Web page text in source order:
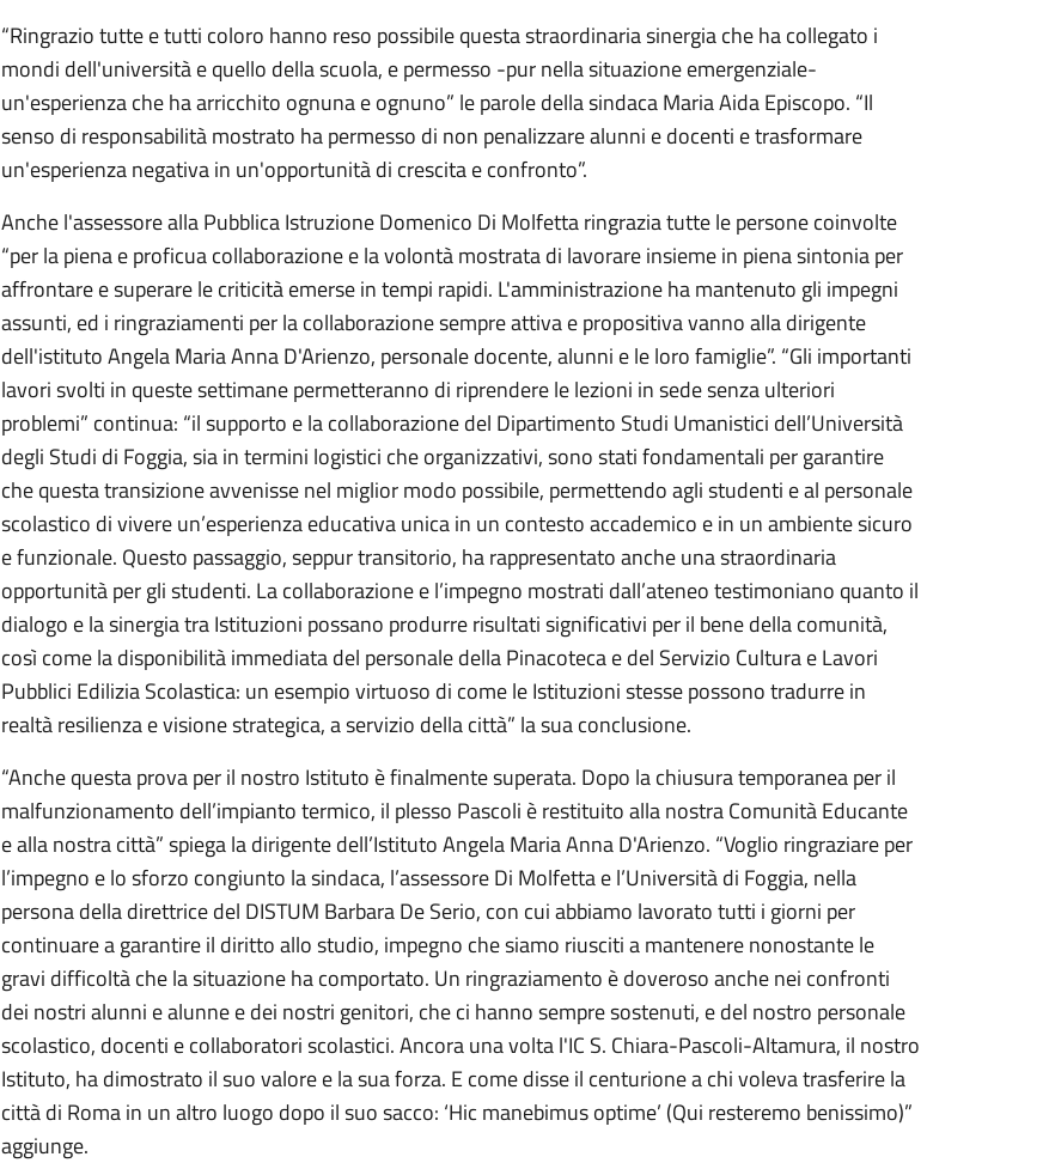
“Ringrazio tutte e tutti coloro hanno reso possibile questa straordinaria sinergia che ha collegato i
mondi dell'università e quello della scuola, e permesso -pur nella situazione emergenziale-
un'esperienza che ha arricchito ognuna e ognuno” le parole della sindaca Maria Aida Episcopo. “Il
senso di responsabilità mostrato ha permesso di non penalizzare alunni e docenti e trasformare
un'esperienza negativa in un'opportunità di crescita e confronto”.
Anche l'assessore alla Pubblica Istruzione Domenico Di Molfetta ringrazia tutte le persone coinvolte
“per la piena e proficua collaborazione e la volontà mostrata di lavorare insieme in piena sintonia per
affrontare e superare le criticità emerse in tempi rapidi. L'amministrazione ha mantenuto gli impegni
assunti, ed i ringraziamenti per la collaborazione sempre attiva e propositiva vanno alla dirigente
dell'istituto Angela Maria Anna D'Arienzo, personale docente, alunni e le loro famiglie”. “Gli importanti
lavori svolti in queste settimane permetteranno di riprendere le lezioni in sede senza ulteriori
problemi” continua: “il supporto e la collaborazione del Dipartimento Studi Umanistici dell’Università
degli Studi di Foggia, sia in termini logistici che organizzativi, sono stati fondamentali per garantire
che questa transizione avvenisse nel miglior modo possibile, permettendo agli studenti e al personale
scolastico di vivere un’esperienza educativa unica in un contesto accademico e in un ambiente sicuro
e funzionale. Questo passaggio, seppur transitorio, ha rappresentato anche una straordinaria
opportunità per gli studenti. La collaborazione e l’impegno mostrati dall’ateneo testimoniano quanto il
dialogo e la sinergia tra Istituzioni possano produrre risultati significativi per il bene della comunità,
così come la disponibilità immediata del personale della Pinacoteca e del Servizio Cultura e Lavori
Pubblici Edilizia Scolastica: un esempio virtuoso di come le Istituzioni stesse possono tradurre in
realtà resilienza e visione strategica, a servizio della città” la sua conclusione.
“Anche questa prova per il nostro Istituto è finalmente superata. Dopo la chiusura temporanea per il
malfunzionamento dell’impianto termico, il plesso Pascoli è restituito alla nostra Comunità Educante
e alla nostra città” spiega la dirigente dell’Istituto Angela Maria Anna D'Arienzo. “Voglio ringraziare per
l’impegno e lo sforzo congiunto la sindaca, l’assessore Di Molfetta e l’Università di Foggia, nella
persona della direttrice del DISTUM Barbara De Serio, con cui abbiamo lavorato tutti i giorni per
continuare a garantire il diritto allo studio, impegno che siamo riusciti a mantenere nonostante le
gravi difficoltà che la situazione ha comportato. Un ringraziamento è doveroso anche nei confronti
dei nostri alunni e alunne e dei nostri genitori, che ci hanno sempre sostenuti, e del nostro personale
scolastico, docenti e collaboratori scolastici. Ancora una volta l'IC S. Chiara-Pascoli-Altamura, il nostro
Istituto, ha dimostrato il suo valore e la sua forza. E come disse il centurione a chi voleva trasferire la
città di Roma in un altro luogo dopo il suo sacco: ‘Hic manebimus optime’ (Qui resteremo benissimo)”
aggiunge.